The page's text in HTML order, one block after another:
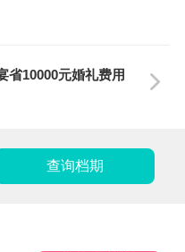
省10000元婚礼费用
查询档期